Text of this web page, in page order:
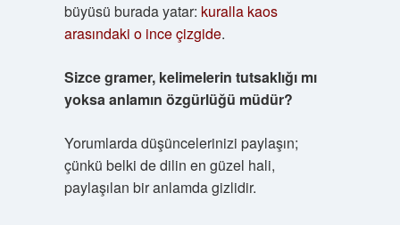
büyüsü burada yatar: kuralla kaos
arasındaki o ince çizgide.
Sizce gramer, kelimelerin tutsaklığı mı
yoksa anlamın özgürlüğü müdür?
Yorumlarda düşüncelerinizi paylaşın;
çünkü belki de dilin en güzel hali,
paylaşılan bir anlamda gizlidir.